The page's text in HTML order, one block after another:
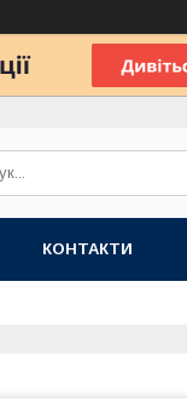
КОНТАКТИ